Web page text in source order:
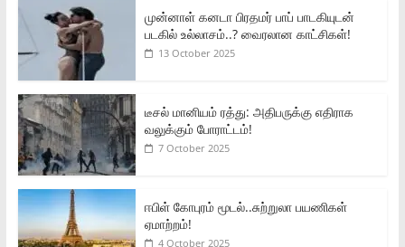
முன்னாள் கனடா பிரதமர் பாப் பாடகியுடன்
படகில் உல்லாசம்..? வைரலான காட்சிகள்!
13 October 2025
டீசல் மானியம் ரத்து: அதிபருக்கு எதிராக
வலுக்கும் போராட்டம்!
7 October 2025
ஈபிள் கோபுரம் மூடல்..சுற்றுலா பயணிகள்
ஏமாற்றம்!
4 October 2025